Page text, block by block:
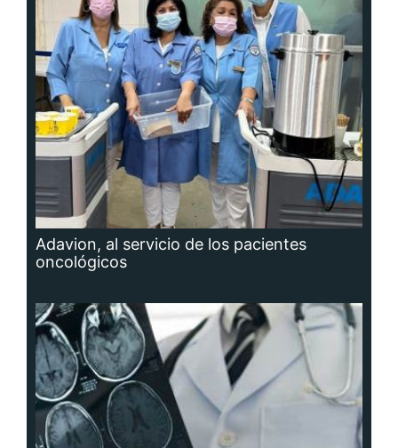
Adavion, al servicio de los pacientes
oncológicos